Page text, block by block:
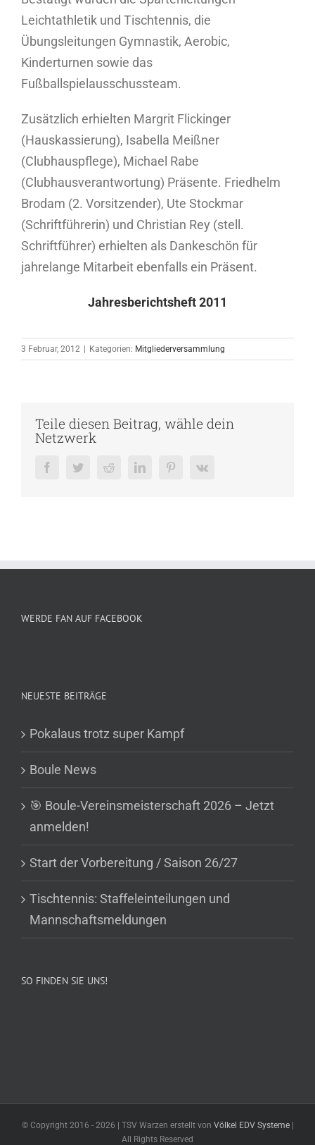
Leichtathletik und Tischtennis, die
Übungsleitungen Gymnastik, Aerobic,
Kinderturnen sowie das
Fußballspielausschussteam.
Zusätzlich erhielten Margrit Flickinger
(Hauskassierung), Isabella Meißner
(Clubhauspflege), Michael Rabe
(Clubhausverantwortung) Präsente. Friedhelm
Brodam (2. Vorsitzender), Ute Stockmar
(Schriftführerin) und Christian Rey (stell.
Schriftführer) erhielten als Dankeschön für
jahrelange Mitarbeit ebenfalls ein Präsent.
Jahresberichtsheft 2011
3 Februar, 2012 Kategorien: Mitgliederversammlung
Teile diesen Beitrag, wähle dein
Netzwerk
FacebookTwitterRedditLinkedInPinterestVk
WERDE FAN AUF FACEBOOK
NEUESTE BEITRÄGE
Pokalaus trotz super Kampf
Boule News
🎯 Boule-Vereinsmeisterschaft 2026 – Jetzt
anmelden!
Start der Vorbereitung / Saison 26/27
Tischtennis: Staffeleinteilungen und
Mannschaftsmeldungen
SO FINDEN SIE UNS!
© Copyright 2016 - 2026 | TSV Warzen erstellt von Völkel EDV Systeme|
All Rights Reserved